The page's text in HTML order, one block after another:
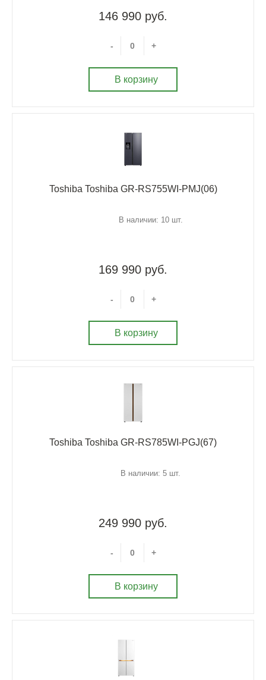
146 990 руб.
- +
В корзину
Toshiba Toshiba GR-RS755WI-PMJ(06)
В наличии: 10 шт.
169 990 руб.
- +
В корзину
Toshiba Toshiba GR-RS785WI-PGJ(67)
В наличии: 5 шт.
249 990 руб.
- +
В корзину